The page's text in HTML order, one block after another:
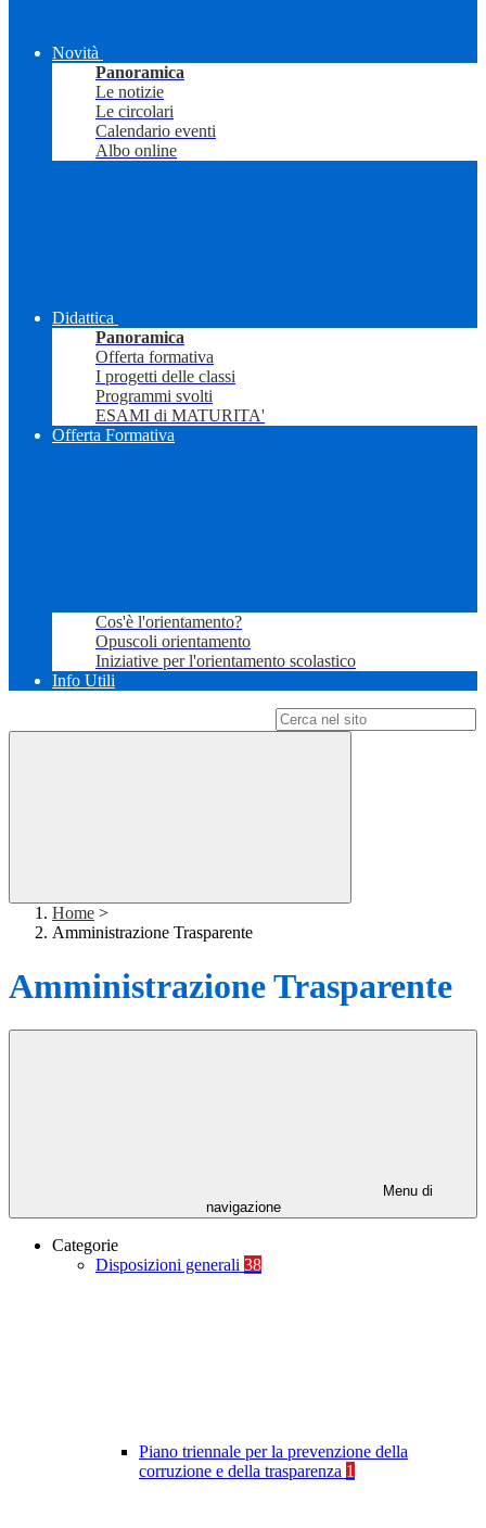
Novità
Panoramica
Le notizie
Le circolari
Calendario eventi
Albo online
Didattica
Panoramica
Offerta formativa
I progetti delle classi
Programmi svolti
ESAMI di MATURITA'
Offerta Formativa
Cos'è l'orientamento?
Opuscoli orientamento
Iniziative per l'orientamento scolastico
Info Utili
Home >
Amministrazione Trasparente
Amministrazione Trasparente
Menu di
navigazione
Categorie
Disposizioni generali 38
Piano triennale per la prevenzione della
corruzione e della trasparenza 1